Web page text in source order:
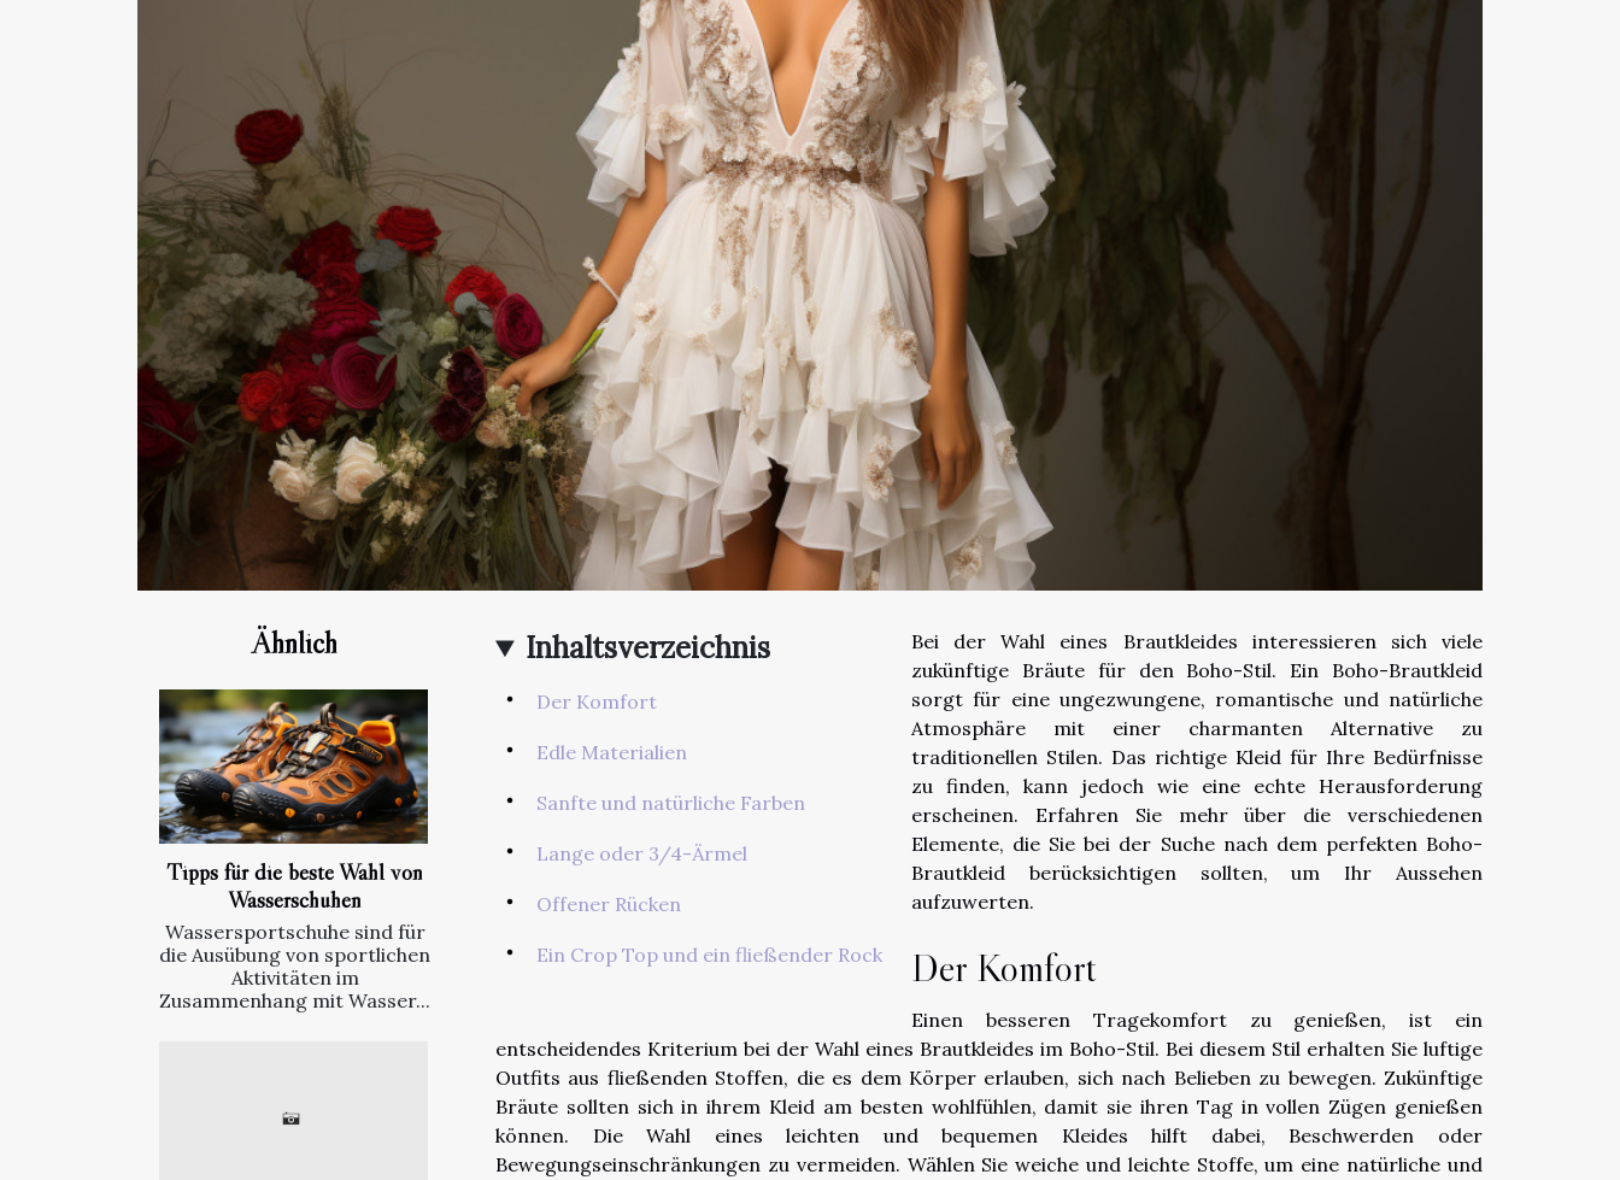
Ähnlich
Tipps für die beste Wahl von
Wasserschuhen
Wassersportschuhe sind für
die Ausübung von sportlichen
Aktivitäten im
Zusammenhang mit Wasser...
Inhaltsverzeichnis
Der Komfort
Edle Materialien
Sanfte und natürliche Farben
Lange oder 3/4-Ärmel
Offener Rücken
Ein Crop Top und ein fließender Rock
Bei der Wahl eines Brautkleides interessieren sich viele
zukünftige Bräute für den Boho-Stil. Ein Boho-Brautkleid
sorgt für eine ungezwungene, romantische und natürliche
Atmosphäre mit einer charmanten Alternative zu
traditionellen Stilen. Das richtige Kleid für Ihre Bedürfnisse
zu finden, kann jedoch wie eine echte Herausforderung
erscheinen. Erfahren Sie mehr über die verschiedenen
Elemente, die Sie bei der Suche nach dem perfekten Boho-
Brautkleid berücksichtigen sollten, um Ihr Aussehen
aufzuwerten.
Der Komfort
Einen besseren Tragekomfort zu genießen, ist ein
entscheidendes Kriterium bei der Wahl eines Brautkleides im Boho-Stil. Bei diesem Stil erhalten Sie luftige
Outfits aus fließenden Stoffen, die es dem Körper erlauben, sich nach Belieben zu bewegen. Zukünftige
Bräute sollten sich in ihrem Kleid am bestenwohlfühlen, damit sie ihren Tag in vollen Zügen genießen
können. Die Wahl eines leichten und bequemen Kleides hilft dabei, Beschwerden oder
Bewegungseinschränkungen zu vermeiden. Wählen Sie weiche und leichte Stoffe, um eine natürliche und